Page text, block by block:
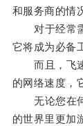
和服务商的情
对于经常需
它将成为必备
而且，飞速
的网络速度，
无论您在何
的世界里更加